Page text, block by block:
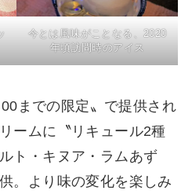
今とは風味がことなる、2020
年頃訪問時のアイス
までの限定〟で提供され
ームに〝リキュール2種
ト・キヌア・ラムあず
。より味の変化を楽しみ